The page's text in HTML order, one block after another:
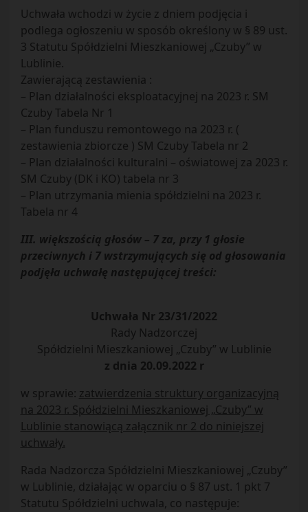
Uchwała wchodzi w życie z dniem podjęcia i
podlega ogłoszeniu w sposób określony w § 89 ust.
3 Statutu Spółdzielni Mieszkaniowej „Czuby” w
Lublinie.
Zawierającą zestawienia :
– Plan działalności eksploatacyjnej na 2023 r. SM
Czuby Tabela Nr 1
– Plan funduszu remontowego na 2023 r. (
zestawienia zbiorcze ) SM Czuby Tabela nr 2
– Plan działalności kulturalni – oświatowej za 2023 r.
SM Czuby (DK i KO) tabela nr 3
– Plan utrzymania mienia spółdzielni na 2023 r.
Tabela nr 4
III. większością głosów – 7 za, przy 1 głosie
przeciwnych i 7 wstrzymujących się od głosowania
podjęła uchwałę następującej treści:
Uchwała Nr 23/31/2022
Rady Nadzorczej
Spółdzielni Mieszkaniowej „Czuby” w Lublinie
z dnia 20.09.2022 r
w sprawie: zatwierdzenia struktury organizacyjną
na 2023 r. Spółdzielni Mieszkaniowej „Czuby” w
Lublinie stanowiącą załącznik nr 2 do niniejszej
uchwały.
Rada Nadzorcza Spółdzielni Mieszkaniowej „Czuby”
w Lublinie, działając w oparciu o § 87 ust. 1 pkt 7
Statutu Spółdzielni uchwala, co następuje: